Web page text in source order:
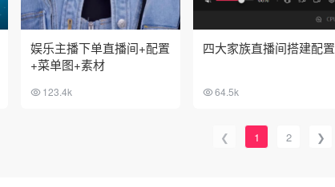
娱乐主播下单直播间+配置
+菜单图+素材
123.4k
四大家族直播间搭建配置
64.5k
❮ 1 2 ❯